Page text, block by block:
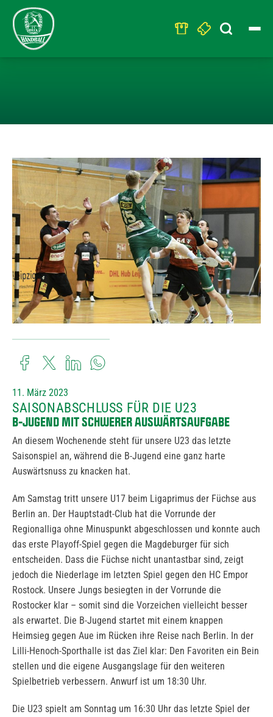
Search
for:
11. März 2023
SAISONABSCHLUSS FÜR DIE U23
B-JUGEND MIT SCHWERER AUSWÄRTSAUFGABE
An diesem Wochenende steht für unsere U23 das letzte
Saisonspiel an, während die B-Jugend eine ganz harte
Auswärtsnuss zu knacken hat.
Am Samstag tritt unsere U17 beim Ligaprimus der Füchse aus
Berlin an. Der Hauptstadt-Club hat die Vorrunde der
Regionalliga ohne Minuspunkt abgeschlossen und konnte auch
das erste Playoff-Spiel gegen die Magdeburger für sich
entscheiden. Dass die Füchse nicht unantastbar sind, zeigt
jedoch die Niederlage im letzten Spiel gegen den HC Empor
Rostock. Unsere Jungs besiegten in der Vorrunde die
Rostocker klar – somit sind die Vorzeichen vielleicht besser
als erwartet. Die B-Jugend startet mit einem knappen
Heimsieg gegen Aue im Rücken ihre Reise nach Berlin. In der
Lilli-Henoch-Sporthalle ist das Ziel klar: Den Favoriten ein Bein
stellen und die eigene Ausgangslage für den weiteren
Spielbetrieb verbessern. Anwurf ist um 18:30 Uhr.
Die U23 spielt am Sonntag um 16:30 Uhr das letzte Spiel der